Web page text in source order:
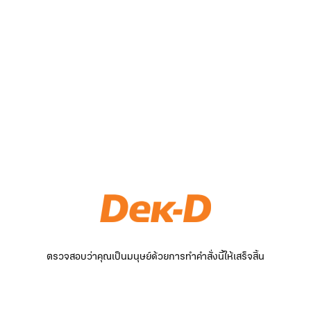
ตรวจสอบว่าคุณเป็นมนุษย์ด้วยการทำคำสั่งนี้ให้เสร็จสิ้น